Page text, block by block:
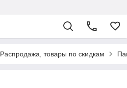
Распродажа, товары по скидкам